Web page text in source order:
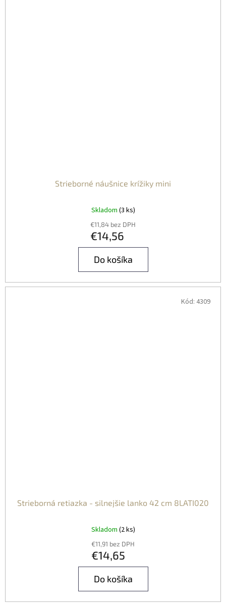
Strieborné náušnice krížiky mini
Skladom (3 ks)
€11,84 bez DPH
€14,56
Do košíka
Strieborná retiazka - silnejšie lanko 42 cm 8LATI020
Skladom (2 ks)
€11,91 bez DPH
€14,65
Do košíka
Kód: 4309